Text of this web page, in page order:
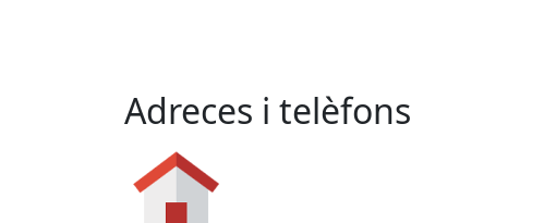
Adreces i telèfons